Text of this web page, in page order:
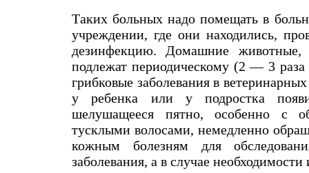
Таких больных надо помещать в
учреждении, где они находились,
дезинфекцию. Домашние животные,
подлежат периодическому (2 — 3 раза
грибковые заболевания в
у ребенка или у подростка
шелушащееся пятно, особенно с
тусклыми волосами, немедленно
кожным болезням для
заболевания, а в случае необходимости